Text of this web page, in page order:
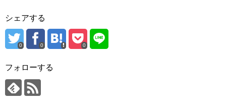
シェアする
0 0 0
フォローする